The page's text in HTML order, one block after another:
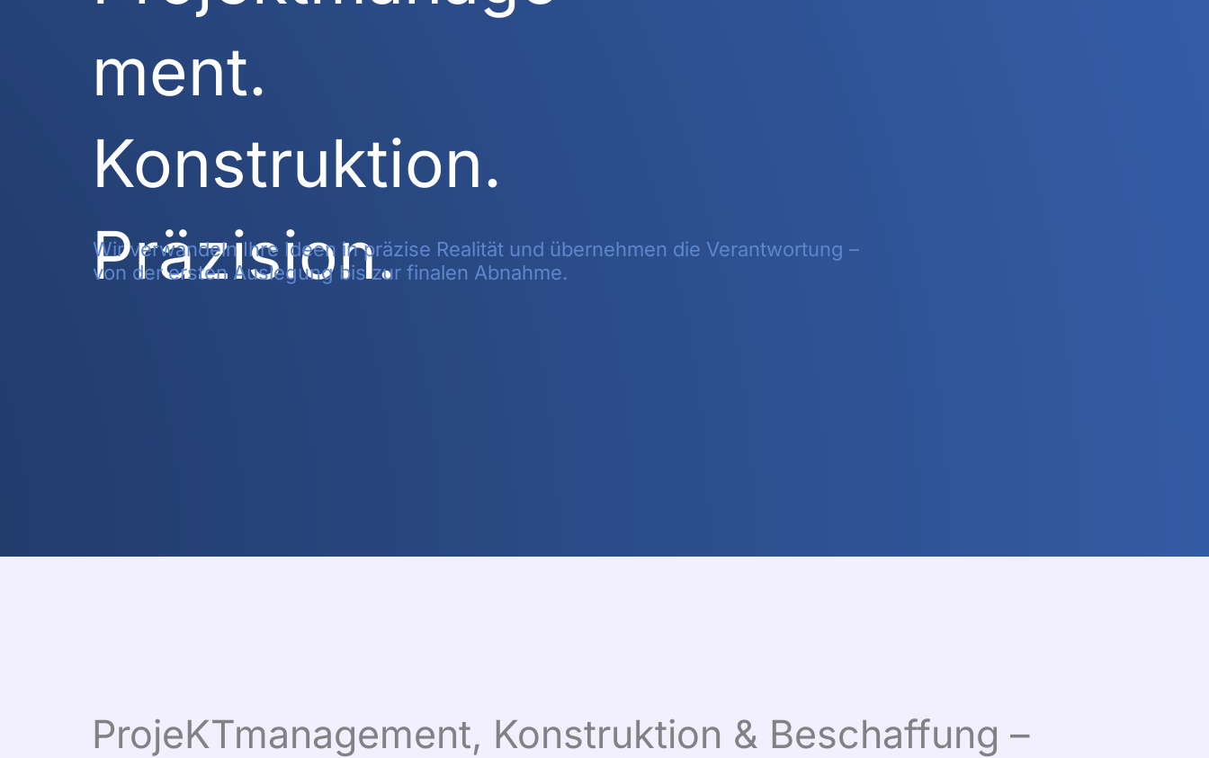
Wir verwandeln Ihre Ideen in präzise Realität und übernehmen die Verantwortung –
von der ersten Auslegung bis zur finalen Abnahme.
ment.
Konstruktion.
Präzision.
ProjeKTmanagement, Konstruktion & Beschaffung –